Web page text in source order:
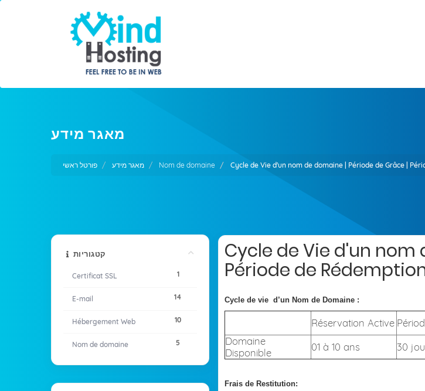
מאגר מידע
פורטל ראשי מאגר מידע Nom de domaine Cycle de Vie d'un nom de domaine | Période de Grâce |
קטגוריות
1
Certificat SSL
14
E-mail
10
Hébergement Web
5
Nom de domaine
Cycle de Vie d'un nom
Période de
Cycle de vie d’un Nom de Domaine :
Réservation Active
Domaine
Disponible
01 à 10 ans 30
Frais de Restitution: